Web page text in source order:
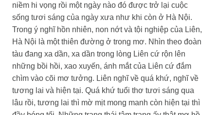
niềm hi vọng rồi một ngày nào đó được trở lại cuộc
sống tươi sáng của ngày xưa như khi còn ở Hà Nội.
Trong ý nghĩ hồn nhiên, non nớt và tội nghiệp của Liên,
Hà Nội là một thiên đường ở trong mơ. Nhìn theo đoàn
tàu đang xa dần, xa dần trong lòng Liên cứ rộn lên
những bồi hồi, xao xuyến, ánh mắt của Liên cứ đắm
chìm vào cõi mơ tưởng. Liên nghĩ về quá khứ, nghĩ về
tương lai và hiện tại. Quá khứ tuổi thơ tươi sáng qua
lâu rồi, tương lai thì mờ mịt mong manh còn hiện tại thì